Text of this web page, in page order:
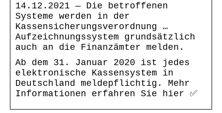
14.12.2021 — Die betroffenen
Systeme werden in der
Kassensicherungsverordnung …
Aufzeichnungssystem grundsätzlich
auch an die Finanzämter melden.
Ab dem 31. Januar 2020 ist jedes
elektronische Kassensystem in
Deutschland meldepflichtig. Mehr
Informationen erfahren Sie hier ✅